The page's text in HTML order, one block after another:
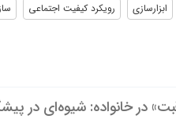
ابزارسازی رویکرد کیفیت اجتماعی
در خانواده: شیوه‌ای در